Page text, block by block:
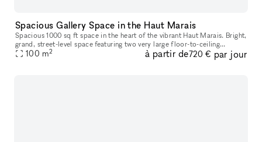
Spacious Gallery Space in the Haut Marais
Spacious 1000 sq ft space in the heart of the vibrant Haut Marais. Bright,
grand, street-level space featuring two very large floor-to-ceiling
windows that open directly onto the street, offering str
100 m2 à partir de720 € par jour